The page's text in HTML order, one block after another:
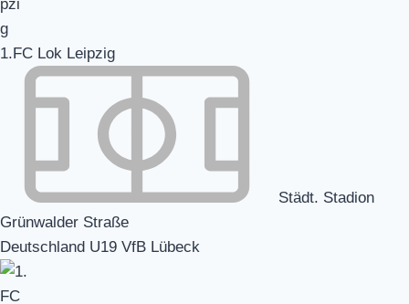
1.FC Lok Leipzig
Städt. Stadion
Grünwalder Straße
Deutschland U19 VfB Lübeck